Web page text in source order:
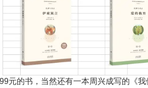
元的书，当然还有一本周兴成写的《